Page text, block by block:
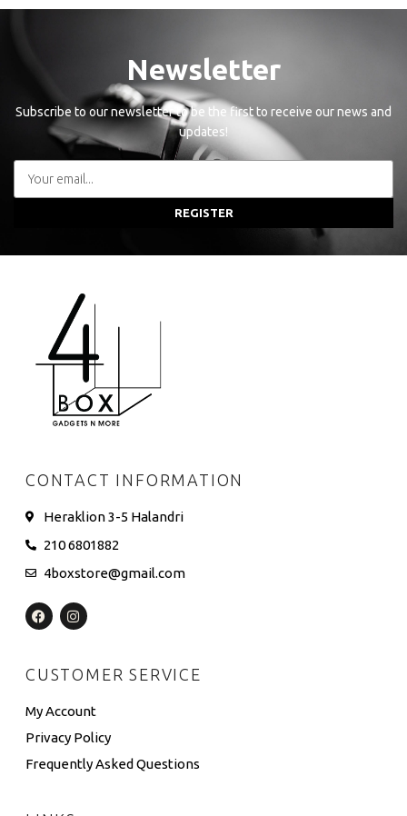
Newsletter
Subscribe to our newsletter to be the first to receive our news and
updates!
REGISTER
CONTACT INFORMATION
Heraklion 3-5 Halandri
210 6801882
4boxstore@gmail.com
CUSTOMER SERVICE
My Account
Privacy Policy
Frequently Asked Questions